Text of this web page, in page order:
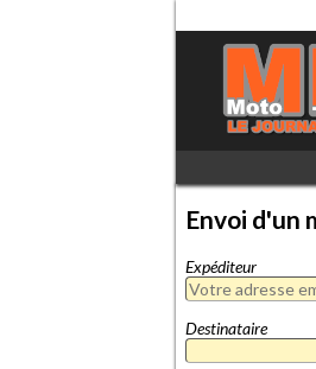
Envoi d'un
Expéditeur
Destinataire